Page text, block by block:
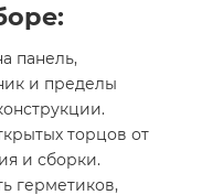
панель,
и пределы
торцов от
и сборки.
герметиков,